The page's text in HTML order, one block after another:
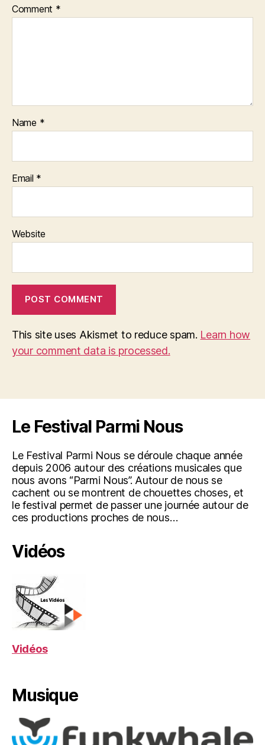
Comment *
Name *
Email *
Website
This site uses Akismet to reduce spam. Learn how
your comment data is processed.
Le Festival Parmi Nous
Le Festival Parmi Nous se déroule chaque année
depuis 2006 autour des créations musicales que
nous avons “Parmi Nous”. Autour de nous se
cachent ou se montrent de chouettes choses, et
le festival permet de passer une journée autour de
ces productions proches de nous…
Vidéos
Vidéos
Musique